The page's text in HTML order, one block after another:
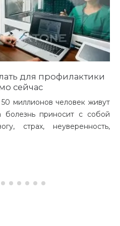
для профилактики
сейчас
миллионов человек живут
болезнь приносит с собой
страх, неуверенность,